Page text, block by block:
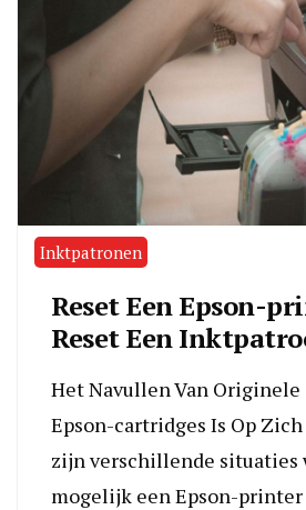
Inktpatronen
Reset Een Epson-
Reset Een
Het Navullen Van Originele
Epson-cartridges Is Op
zijn verschillende situaties
mogelijk een Epson-printer